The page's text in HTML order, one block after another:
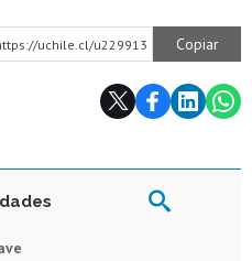
uchile.cl/u229913 Copiar